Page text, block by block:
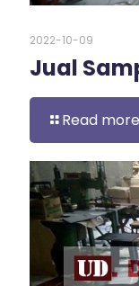
2022-10-09
Jual
Read more